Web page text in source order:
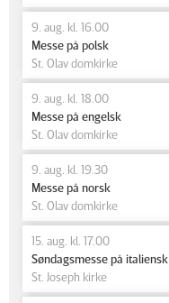
9. aug. kl. 16.00
Messe på polsk
St. Olav domkirke
9. aug. kl. 18.00
Messe på engelsk
St. Olav domkirke
9. aug. kl. 19.30
Messe på norsk
St. Olav domkirke
15. aug. kl. 17.00
Søndagsmesse på italiensk
St. Joseph kirke